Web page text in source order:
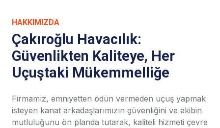
HAKKIMIZDA
Çakıroğlu Havacılık:
Güvenlikten Kaliteye, Her
Uçuştaki Mükemmelliğe
Firmamız, emniyetten ödün vermeden uçuş yapmak
isteyen kanat arkadaşlarımızın güvenliğini ve ekibin
mutluluğunu ön planda tutarak, kaliteli hizmeti çevre